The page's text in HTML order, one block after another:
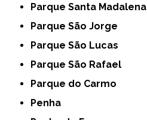
Parque Santa Madalena
Parque São Jorge
Parque São Lucas
Parque São Rafael
Parque do Carmo
Penha